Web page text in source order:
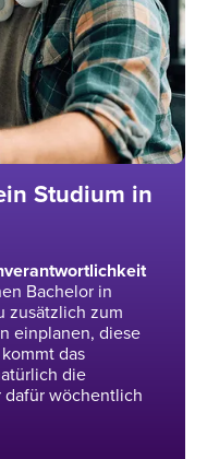
Studium in
Bachelor in
zusätzlich zum
einplanen, diese
das
die
dafür wöchentlich